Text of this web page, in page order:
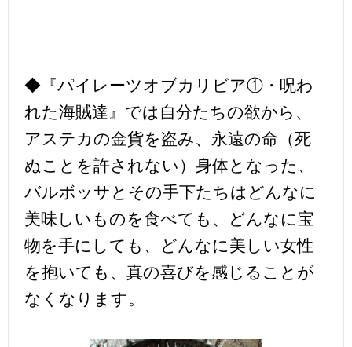
◆『パイレーツオブカリビア①・呪わ
れた海賊達』では自分たちの欲から、
アステカの金貨を盗み、永遠の命（死
ぬことを許されない）身体となった、
バルボッサとその手下たちはどんなに
美味しいものを食べても、どんなに宝
物を手にしても、どんなに美しい女性
を抱いても、真の喜びを感じることが
なくなります。